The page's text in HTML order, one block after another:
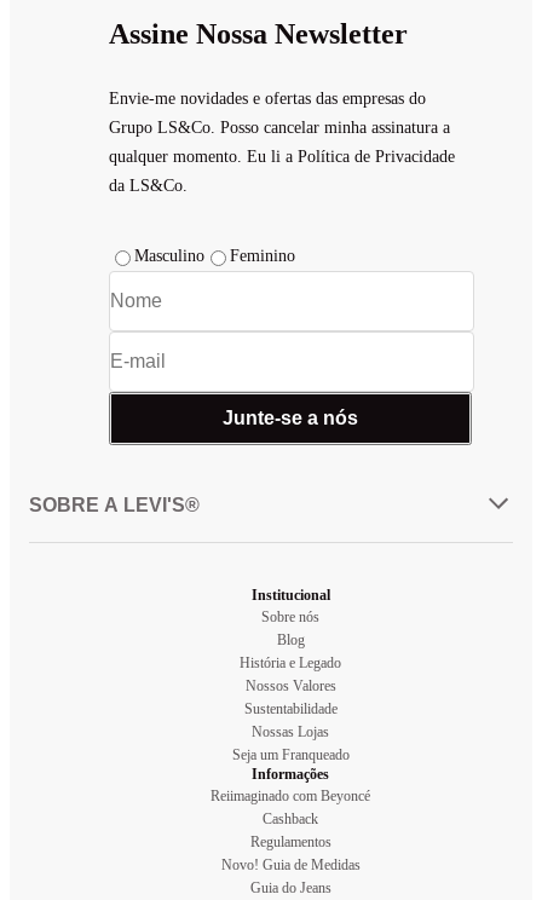
Assine Nossa Newsletter
Envie-me novidades e ofertas das empresas do
Grupo LS&Co. Posso cancelar minha assinatura a
qualquer momento. Eu li a Política de Privacidade
da LS&Co.
Masculino Feminino
Junte-se a nós
SOBRE A LEVI'S®
Institucional
Sobre nós
Blog
História e Legado
Nossos Valores
Sustentabilidade
Nossas Lojas
Seja um Franqueado
Informações
Reiimaginado com Beyoncé
Cashback
Regulamentos
Novo! Guia de Medidas
Guia do Jeans